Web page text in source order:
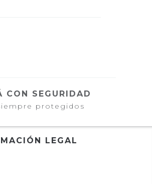
CON SEGURIDAD
protegidos
LEGAL